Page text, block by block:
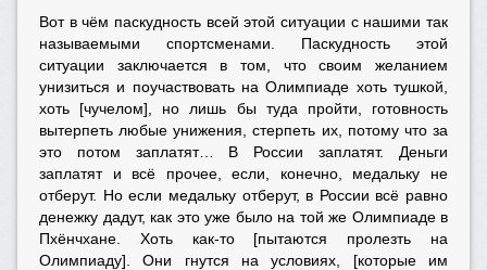
Вот в чём паскудность всей этой ситуации с нашими так
называемыми спортсменами. Паскудность этой
ситуации заключается в том, что своим желанием
унизиться и поучаствовать на Олимпиаде хоть тушкой,
хоть [чучелом], но лишь бы туда пройти, готовность
вытерпеть любые унижения, стерпеть их, потому что за
это потом заплатят… В России заплатят. Деньги
заплатят и всё прочее, если, конечно, медальку не
отберут. Но если медальку отберут, в России всё равно
денежку дадут, как это уже было на той же Олимпиаде в
Пхёнчхане. Хоть как-то [пытаются пролезть на
Олимпиаду]. Они гнутся на условиях, [которые им